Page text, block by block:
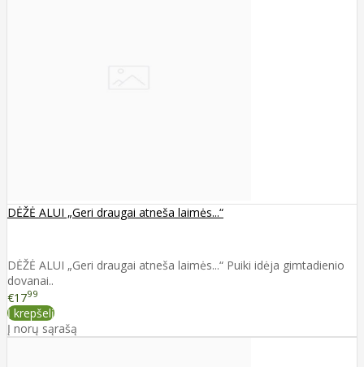
DĖŽĖ ALUI „Geri draugai atneša laimės...“
DĖŽĖ ALUI „Geri draugai atneša laimės...“ Puiki idėja gimtadienio
dovanai..
€1799
Į krepšelį
Į norų sąrašą